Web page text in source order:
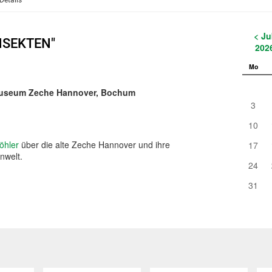
Zeche Hannover, Bochum
über die alte Zeche Hannover und ihre
<
Mo
3
10
17
24
31